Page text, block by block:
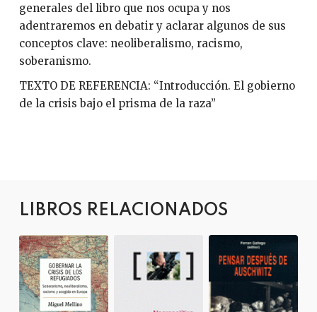
generales del libro que nos ocupa y nos
adentraremos en debatir y aclarar algunos de sus
conceptos clave: neoliberalismo, racismo,
soberanismo.
TEXTO DE REFERENCIA: “Introducción. El gobierno
de la crisis bajo el prisma de la raza”
LIBROS RELACIONADOS